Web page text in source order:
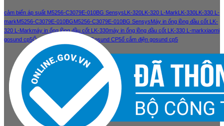
cảm biến áp suất M5256-C3079E-010BG Sensys LK-320 LK-320 L-Mark LK-330 LK-330 L-
markM5256-C3079E-010BGM5256-C3079E-010BG SensysMáy in ống lồng đầu cốt LK-
320 L-Markmáy in ống lồng đầu cốt LK-330máy in ống lồng đầu cốt LK-330 L-markxiaomi
gosund cp5Ổ cắm điện thông minh Gosund CP5ổ cắm điện gosund cp5